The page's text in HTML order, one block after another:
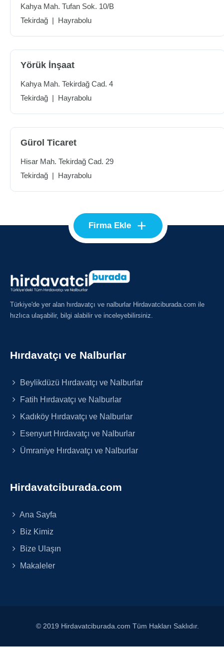
Kahya Mah. Tufan Sok. 10/B
Tekirdağ | Hayrabolu
Yörük İnşaat
Kahya Mah. Tekirdağ Cad. 4
Tekirdağ | Hayrabolu
Gürol Ticaret
Hisar Mah. Tekirdağ Cad. 29
Tekirdağ | Hayrabolu
Firma Ekle +
Türkiye'de yer alan hırdavatçı ve nalburlar Hirdavatciburada.com ile
hızlıca ulaşabilir, bilgi alabilir ve inceleyebilirsiniz.
Hırdavatçı ve Nalburlar
Beylikdüzü Hırdavatçı ve Nalburlar
Fatih Hırdavatçı ve Nalburlar
Kadıköy Hırdavatçı ve Nalburlar
Esenyurt Hırdavatçı ve Nalburlar
Ümraniye Hırdavatçı ve Nalburlar
Hirdavatciburada.com
Ana Sayfa
Biz Kimiz
Bize Ulaşın
Makaleler
© 2019 Hirdavatciburada.com Tüm Hakları Saklıdır.